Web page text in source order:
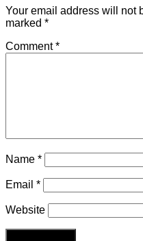
Your email address will not
marked *
Comment*
Name *
Email *
Website